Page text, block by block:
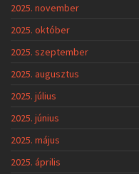
2025. november
2025. október
2025. szeptember
2025. augusztus
2025. július
2025. június
2025. május
2025. április